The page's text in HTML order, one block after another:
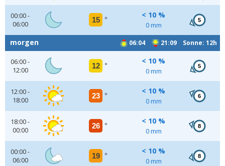
00:00 -
06:00
15 °
< 10 %
0 mm
5
06:04 21:09 Sonne: 12h
morgen
06:00 -
12:00
12 °
< 10 %
0 mm
5
12:00 -
18:00
23 °
< 10 %
0 mm
6
18:00 -
00:00
26 °
< 10 %
0 mm
8
00:00 -
06:00
19 °
< 10 %
0 mm
8